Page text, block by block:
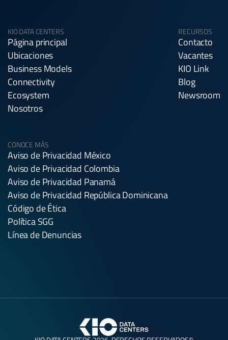
KIO DATA CENTERS
Página principal
Ubicaciones
Business Models
Connectivity
Ecosystem
Nosotros
RECURSOS
Contacto
Vacantes
KIO Link
Blog
Newsroom
CONOCE MÁS
Aviso de Privacidad México
Aviso de Privacidad Colombia
Aviso de Privacidad Panamá
Aviso de Privacidad República Dominicana
Código de Ética
Política SGG
Línea de Denuncias